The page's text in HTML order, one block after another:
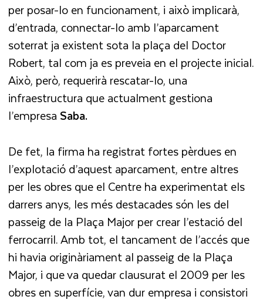
per posar-lo en funcionament, i això implicarà,
d’entrada, connectar-lo amb l’aparcament
soterrat ja existent sota la plaça del Doctor
Robert, tal com ja es preveia en el projecte inicial.
Això, però, requerirà rescatar-lo, una
infraestructura que actualment gestiona
l’empresa Saba.
De fet, la firma ha registrat fortes pèrdues en
l’explotació d’aquest aparcament, entre altres
per les obres que el Centre ha experimentat els
darrers anys, les més destacades són les del
passeig de la Plaça Major per crear l’estació del
ferrocarril. Amb tot, el tancament de l’accés que
hi havia originàriament al passeig de la Plaça
Major, i que va quedar clausurat el 2009 per les
obres en superfície, van dur empresa i consistori